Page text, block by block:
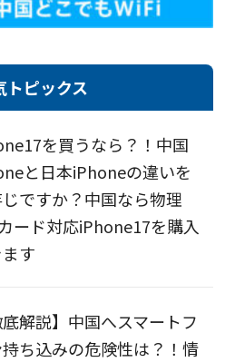
トピックス
を買うなら？！中国
と日本iPhoneの違いを
ですか？中国なら物理
ード対応iPhone17を購入
す
底解説】中国へスマートフ
持ち込みの危険性は？！情